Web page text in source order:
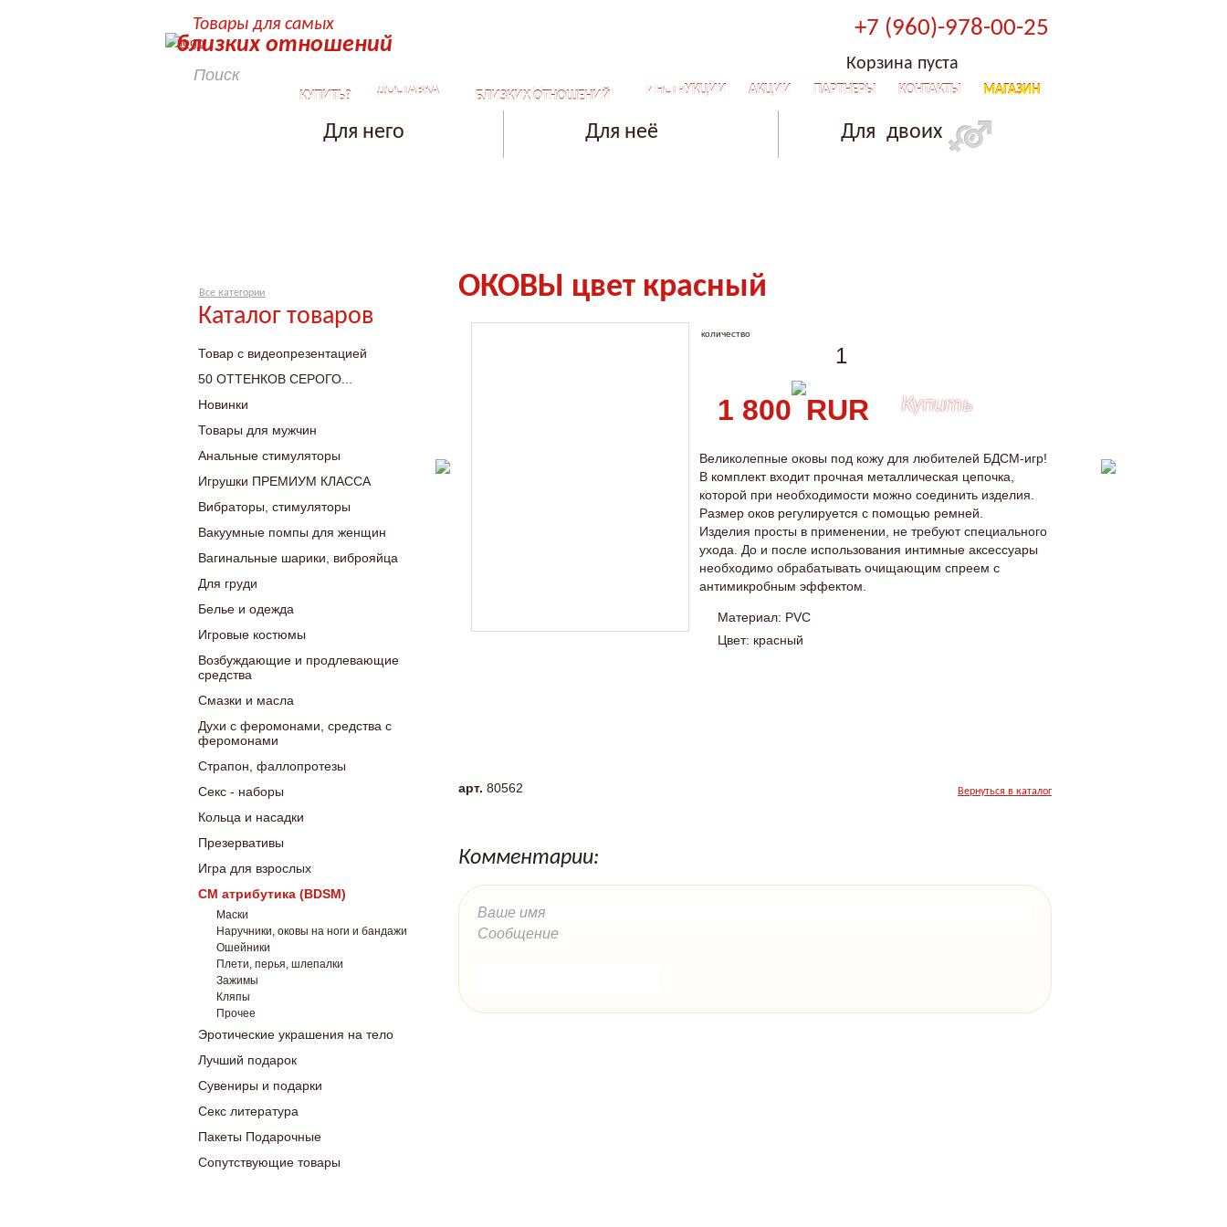
Товары для самых
близких отношений
+7 (960)-978-00-25
КУПИТЬ?
ДОСТАВКА
СЕКРЕТЫ ДЛЯ САМЫХ
БЛИЗКИХ ОТНОШЕНИЙ
ИНСТРУКЦИИ АКЦИИ ПАРТНЕРЫ КОНТАКТЫ МАГАЗИН
Для него Для неё Для двоих
Корзина пуста
Все категории
Каталог товаров
Товар с видеопрезентацией
50 ОТТЕНКОВ СЕРОГО...
Новинки
Товары для мужчин
Анальные стимуляторы
Игрушки ПРЕМИУМ КЛАССА
Вибраторы, стимуляторы
Вакуумные помпы для женщин
Вагинальные шарики, виброяйца
Для груди
Белье и одежда
Игровые костюмы
Возбуждающие и продлевающие
средства
Смазки и масла
Духи с феромонами, средства с
феромонами
Страпон, фаллопротезы
Секс - наборы
Кольца и насадки
Презервативы
Игра для взрослых
СМ атрибутика (BDSM)
Маски
Наручники, оковы на ноги и бандажи
Ошейники
Плети, перья, шлепалки
Зажимы
Кляпы
Прочее
Эротические украшения на тело
Лучший подарок
Сувениры и подарки
Секс литература
Пакеты Подарочные
Сопутствующие товары
ОКОВЫ цвет красный
количество
1 800 Купить
Великолепные оковы под кожу для любителей БДСМ-игр!
В комплект входит прочная металлическая цепочка,
которой при необходимости можно соединить изделия.
Размер оков регулируется с помощью ремней.
Изделия просты в применении, не требуют специального
ухода. До и после использования интимные аксессуары
необходимо обрабатывать очищающим спреем с
антимикробным эффектом.
Материал: PVC
Цвет: красный
арт. 80562 Вернуться в каталог
Комментарии: